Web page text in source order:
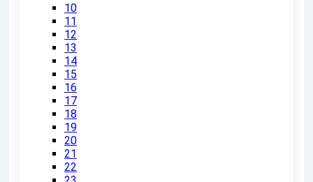
10
11
12
13
14
15
16
17
18
19
20
21
22